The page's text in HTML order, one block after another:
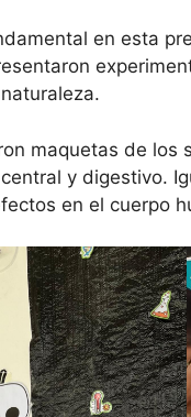
en esta
maquetas de los
y digestivo.
en el cuerpo